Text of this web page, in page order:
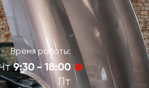
Время работы:
9:30 - 18:00
Пт